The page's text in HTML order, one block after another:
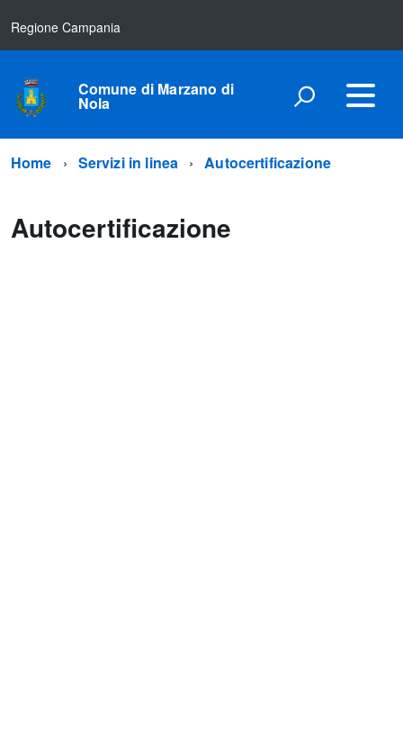
Regione Campania
Comune di Marzano di
Nola
Home Servizi in linea Autocertificazione
Autocertificazione